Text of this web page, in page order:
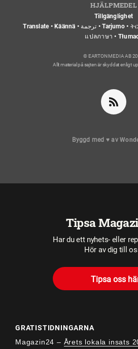
HJÄLPMEDEL
Tillgänglighet
Translate • Käännä • ترجمة • Tarjumo • ትርጉም • ترجمه • وەرگێڕان •
แปลภาษา •
© EARTON MEDIA AB
Allt material på sajten är skyddat enligt
Byggd med ♥ av
Tipsa
Har du ett nyhets- eller
Hör av dig till
Tipsa oss
GRATISTIDNINGARNA
Magazin24 – Årets lokala insats